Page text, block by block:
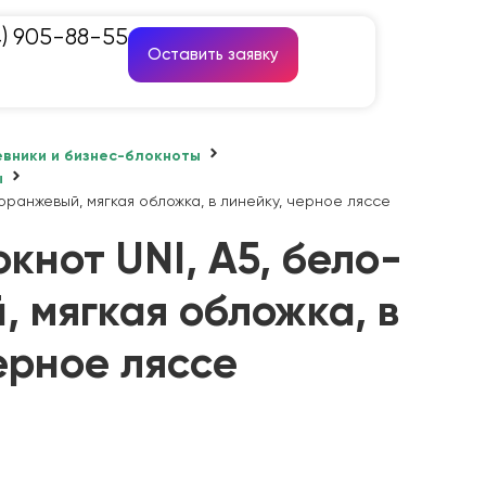
905-88-55
Оставить заявку
и бизнес-блокноты
мягкая обложка, в линейку, черное ляссе
UNI, A5, бело-
мягкая обложка, в
ляссе